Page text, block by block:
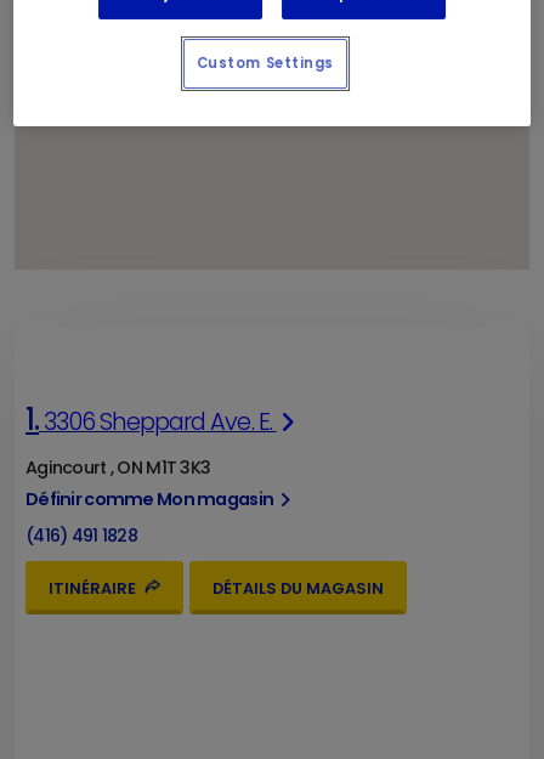
1.3306 Sheppard Ave. E.
Agincourt , ON M1T 3K3
Définir comme Mon magasin
(416) 491 1828
ITINÉRAIRE DÉTAILS DU MAGASIN
Custom Settings